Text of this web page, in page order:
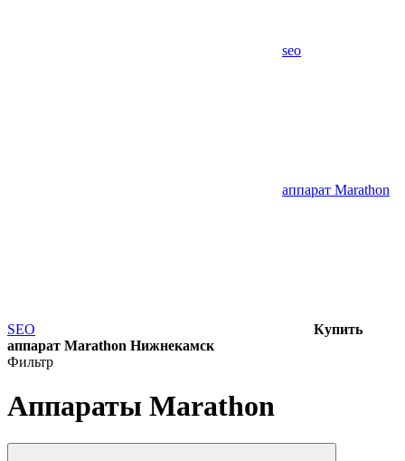
seo
аппарат Marathon
SEO
Купить
аппарат Marathon Нижнекамск
Фильтр
Аппараты Marathon